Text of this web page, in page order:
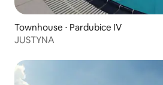
Townhouse ⋅ Pardubice IV
JUSTYNA